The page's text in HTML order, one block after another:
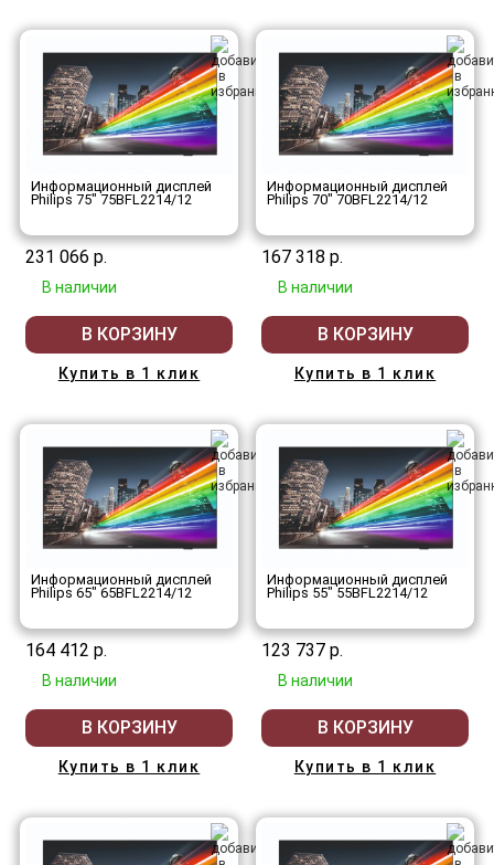
Информационный дисплей
Philips 75" 75BFL2214/12
231 066 р.
В наличии
В КОРЗИНУ
Купить в 1 клик
Информационный дисплей
Philips 70" 70BFL2214/12
167 318 р.
В наличии
В КОРЗИНУ
Купить в 1 клик
Информационный дисплей
Philips 65" 65BFL2214/12
164 412 р.
В наличии
В КОРЗИНУ
Купить в 1 клик
Информационный дисплей
Philips 55" 55BFL2214/12
123 737 р.
В наличии
В КОРЗИНУ
Купить в 1 клик